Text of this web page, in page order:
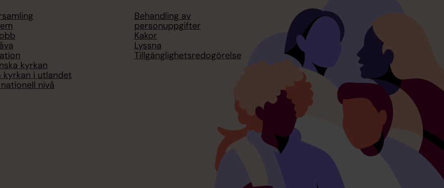
kyrkan
kyrkan i utlandet
nivå
Behandling av
personuppgifter
Kakor
Lyssna
Tillgänglighetsredogörelse